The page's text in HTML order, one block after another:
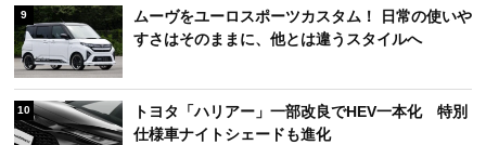
9
ムーヴをユーロスポーツカスタム！ 日常の使いや
すさはそのままに、他とは違うスタイルへ
10
トヨタ「ハリアー」一部改良でHEV一本化 特別
仕様車ナイトシェードも進化